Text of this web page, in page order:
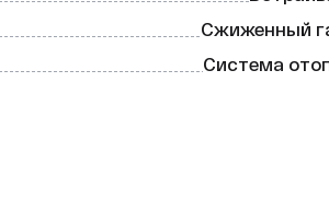
латуни, что гарантирует их
с системой отопления
Сжиженный
Система